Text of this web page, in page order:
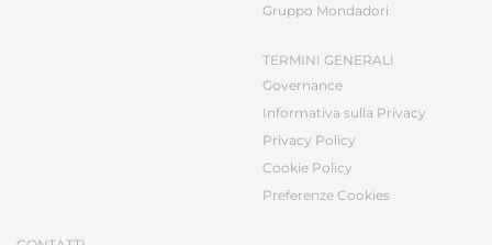
Gruppo Mondadori
TERMINI GENERALI
Governance
Informativa sulla Privacy
Privacy Policy
Cookie Policy
Preferenze Cookies